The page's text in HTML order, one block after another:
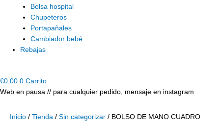
Bolsa hospital
Chupeteros
Portapañales
Cambiador bebé
Rebajas
€0,00 0 Carrito
Web en pausa // para cualquier pedido, mensaje en instagram
Inicio / Tienda / Sin categorizar / BOLSO DE MANO CUADRO